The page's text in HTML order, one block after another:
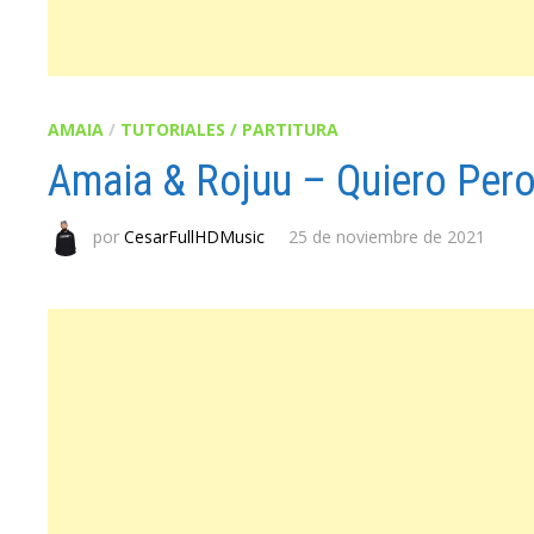
AMAIA / TUTORIALES / PARTITURA
Amaia & Rojuu – Quiero
porCesarFullHDMusic 25 de noviembre de 2021